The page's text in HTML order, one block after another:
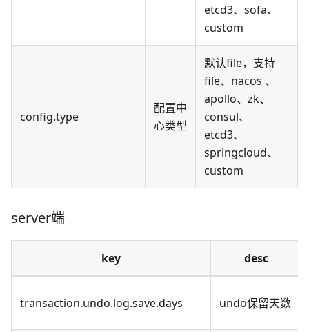
etcd3、sofa、
custom
config.type
配置中
心类型
默认file，支持
file、nacos 、
apollo、zk、
consul、
etcd3、
springcloud、
custom
server端
key desc
transaction.undo.log.save.days undo保留天数